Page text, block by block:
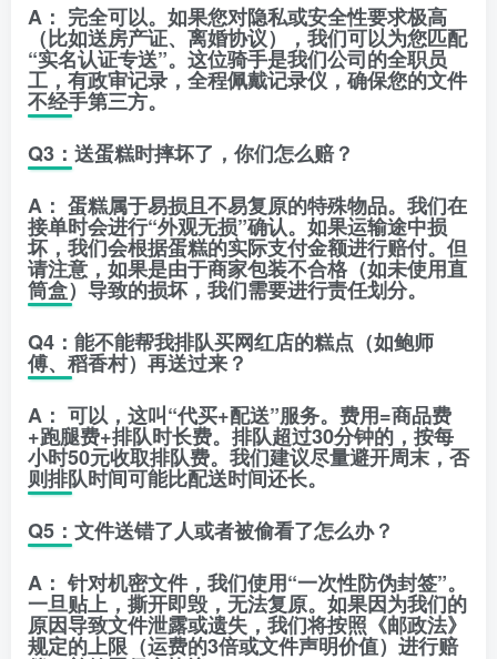
A： 完全可以。如果您对隐私或安全性要求极高
（比如送房产证、离婚协议），我们可以为您匹配
“实名认证专送”。这位骑手是我们公司的全职员
工，有政审记录，全程佩戴记录仪，确保您的文件
不经手第三方。
Q3：送蛋糕时摔坏了，你们怎么赔？
A： 蛋糕属于易损且不易复原的特殊物品。我们在
接单时会进行“外观无损”确认。如果运输途中损
坏，我们会根据蛋糕的实际支付金额进行赔付。但
请注意，如果是由于商家包装不合格（如未使用直
筒盒）导致的损坏，我们需要进行责任划分。
Q4：能不能帮我排队买网红店的糕点（如鲍师
傅、稻香村）再送过来？
A： 可以，这叫“代买+配送”服务。费用=商品费
+跑腿费+排队时长费。排队超过30分钟的，按每
小时50元收取排队费。我们建议尽量避开周末，否
则排队时间可能比配送时间还长。
Q5：文件送错了人或者被偷看了怎么办？
A： 针对机密文件，我们使用“一次性防伪封签”。
一旦贴上，撕开即毁，无法复原。如果因为我们的
原因导致文件泄露或遗失，我们将按照《邮政法》
规定的上限（运费的3倍或文件声明价值）进行赔